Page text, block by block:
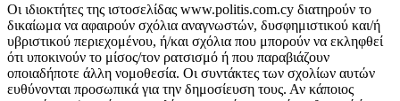
Οι ιδιοκτήτες της ιστοσελίδας www.politis.com.cy διατηρούν το
δικαίωμα να αφαιρούν σχόλια αναγνωστών, δυσφημιστικού και/ή
υβριστικού περιεχομένου, ή/και σχόλια που μπορούν να εκληφθεί
ότι υποκινούν το μίσος/τον ρατσισμό ή που παραβιάζουν
οποιαδήποτε άλλη νομοθεσία. Οι συντάκτες των σχολίων αυτών
ευθύνονται προσωπικά για την δημοσίευση τους. Αν κάποιος